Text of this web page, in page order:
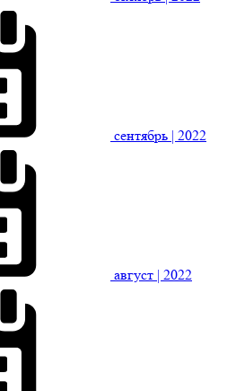
сентябрь | 2022
август | 2022